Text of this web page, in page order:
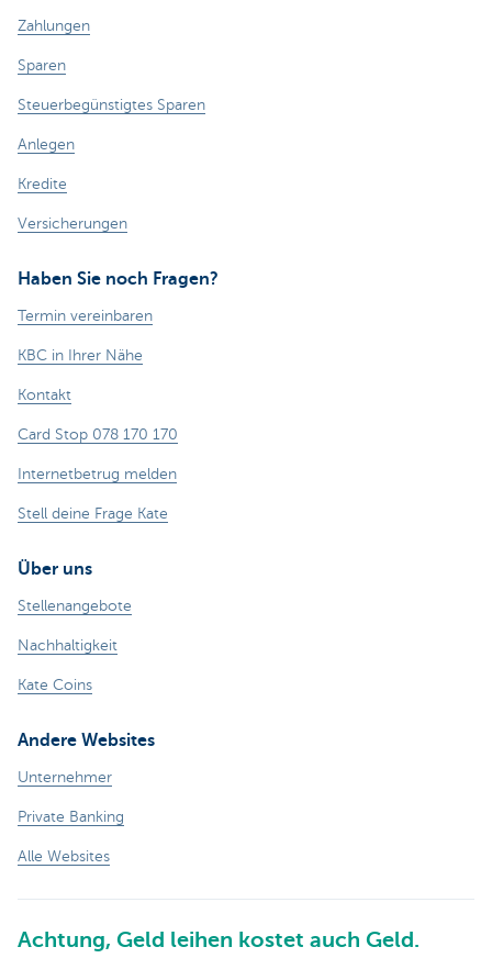
Zahlungen
Sparen
Steuerbegünstigtes Sparen
Anlegen
Kredite
Versicherungen
Haben Sie noch Fragen?
Termin vereinbaren
KBC in Ihrer Nähe
Kontakt
Card Stop 078 170 170
Internetbetrug melden
Stell deine Frage Kate
Über uns
Stellenangebote
Nachhaltigkeit
Kate Coins
Andere Websites
Unternehmer
Private Banking
Alle Websites
Achtung, Geld leihen kostet auch Geld.